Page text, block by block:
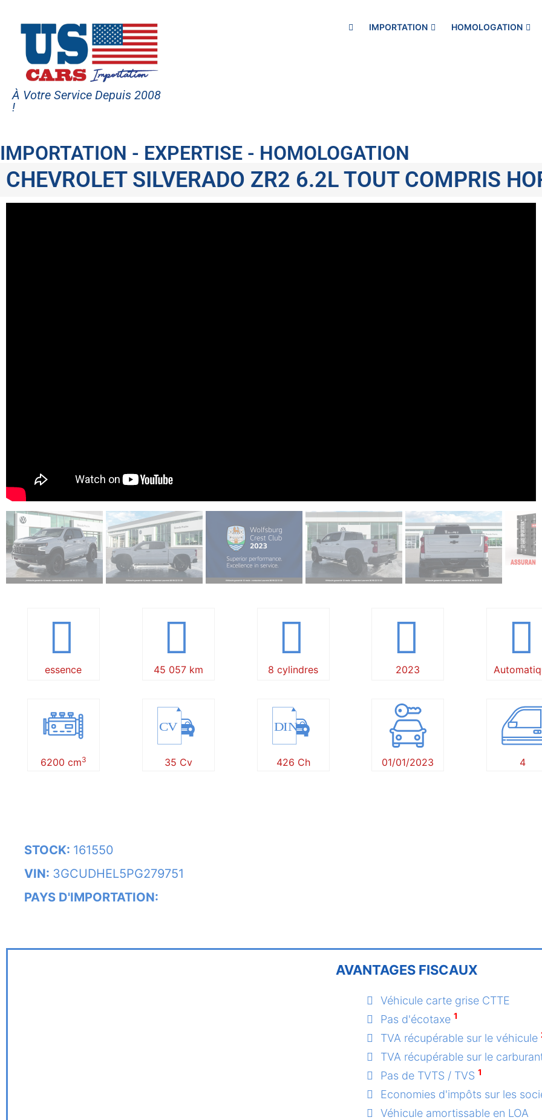
À Votre Service Depuis 2008
!
IMPORTATION HOMOLOGATION
IMPORTATION - EXPERTISE - HOMOLOGATION
CHEVROLET SILVERADO ZR2 6.2L TOUT COMPRIS
essence 45 057 km 8 cylindres 2023
6200 cm3
CV
35 Cv
DIN
426 Ch 01/01/2023 4
STOCK: 161550
VIN: 3GCUDHEL5PG279751
PAYS D'IMPORTATION:
AVANTAGES FISCAUX
Véhicule carte grise CTTE
Pas d'écotaxe 1
TVA récupérable sur le véhicule
TVA récupérable sur le
Pas de TVTS / TVS 1
Economies d'impôts sur les
Véhicule amortissable en LOA